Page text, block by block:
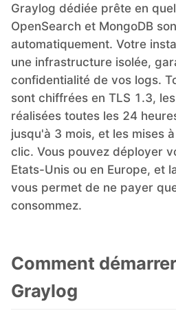
Graylog dédiée prête en
OpenSearch et MongoDB
automatiquement. Votre
une infrastructure isolée,
confidentialité de vos logs.
sont chiffrées en TLS 1.3,
réalisées toutes les 24
jusqu'à 3 mois, et les mises
clic. Vous pouvez déployer
Etats-Unis ou en Europe, et
vous permet de ne payer
consommez.
Comment
Graylog